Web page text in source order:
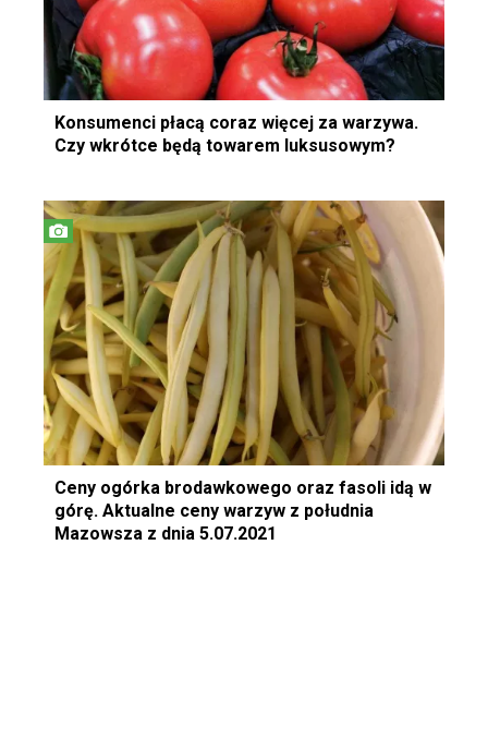
Konsumenci płacą coraz więcej za warzywa.
Czy wkrótce będą towarem luksusowym?
Ceny ogórka brodawkowego oraz fasoli idą w
górę. Aktualne ceny warzyw z południa
Mazowsza z dnia 5.07.2021